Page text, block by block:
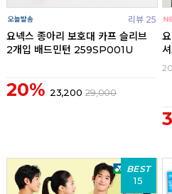
리뷰 25
요넥스 종아리 보호대 카프 슬리브
2개입 배드민턴 259SP001U
20% 23,200 29,000
BEST
15